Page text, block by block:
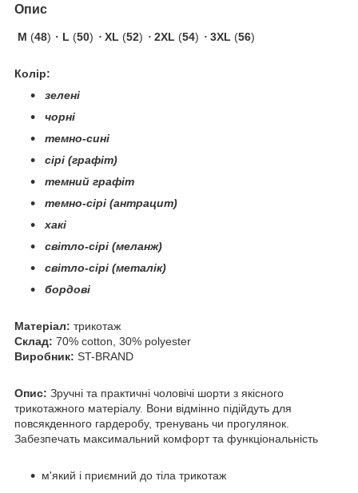
Опис
M (48)・ L (50) ・ XL (52) ・ 2XL (54) ・ 3XL (56)
Колір:
зелені
чорні
темно-сині
сірі (графіт)
темний графіт
темно-сірі (антрацит)
хакі
світло-сірі (меланж)
світло-сірі (металік)
бордові
Матеріал: трикотаж
Склад: 70% cotton, 30% polyester
Виробник: ST-BRAND
Опис: Зручні та практичні чоловічі шорти з якісного
трикотажного матеріалу. Вони відмінно підійдуть для
повсякденного гардеробу, тренувань чи прогулянок.
Забезпечать максимальний комфорт та функціональність
м'який і приємний до тіла трикотаж